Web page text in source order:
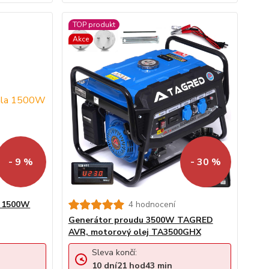
- 9 %
TOP produkt
Akce
- 30 %
4 hodnocení
Generátor proudu 3500W TAGRED
AVR, motorový olej TA3500GHX
Sleva končí:
10 dní21hod43 min